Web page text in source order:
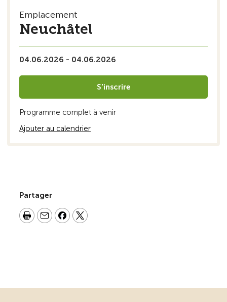
Emplacement
Neuchâtel
04.06.2026 - 04.06.2026
S'inscrire
Programme complet à venir
Ajouter au calendrier
Partager